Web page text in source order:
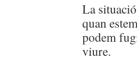
La
quan
podem
viure.